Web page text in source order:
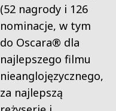
(52 nagrody i 126
nominacje, w tym
do Oscara® dla
najlepszego filmu
nieanglojęzycznego,
za najlepszą